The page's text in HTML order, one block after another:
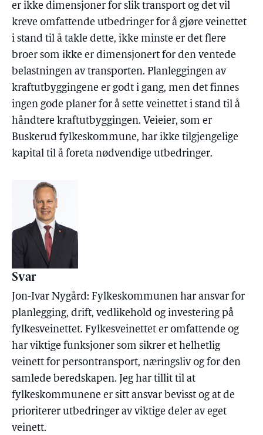
er ikke dimensjoner for slik transport og det vil
kreve omfattende utbedringer for å gjøre veinettet
i stand til å takle dette, ikke minste er det flere
broer som ikke er dimensjonert for den ventede
belastningen av transporten. Planleggingen av
kraftutbyggingene er godt i gang, men det finnes
ingen gode planer for å sette veinettet i stand til å
håndtere kraftutbyggingen. Veieier, som er
Buskerud fylkeskommune, har ikke tilgjengelige
kapital til å foreta nødvendige utbedringer.
Svar
Jon-Ivar Nygård: Fylkeskommunen har ansvar for
planlegging, drift, vedlikehold og investering på
fylkesveinettet. Fylkesveinettet er omfattende og
har viktige funksjoner som sikrer et helhetlig
veinett for persontransport, næringsliv og for den
samlede beredskapen. Jeg har tillit til at
fylkeskommunene er sitt ansvar bevisst og at de
prioriterer utbedringer av viktige deler av eget
veinett.